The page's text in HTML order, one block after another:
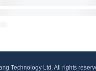
Technology Ltd. All rights